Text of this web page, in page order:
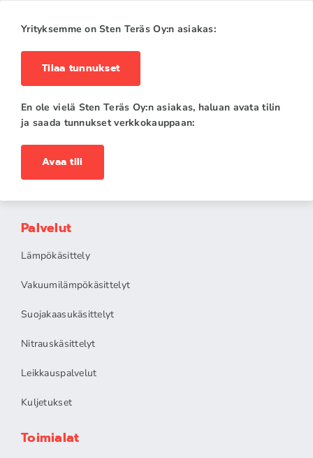
Yrityksemme on Sten Teräs Oy:n asiakas:
Tilaa tunnukset
En ole vielä Sten Teräs Oy:n asiakas, haluan avata tilin
ja saada tunnukset verkkokauppaan:
Avaa tili
Palvelut
Lämpökäsittely
Vakuumilämpökäsittelyt
Suojakaasukäsittelyt
Nitrauskäsittelyt
Leikkauspalvelut
Kuljetukset
Toimialat